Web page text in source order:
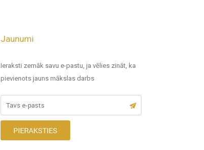
Jaunumi
Ieraksti zemāk savu e-pastu, ja vēlies zināt, ka
pievienots jauns mākslas darbs